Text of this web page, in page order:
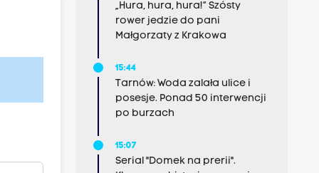
„Hura, hura, hura!” Szósty
rower jedzie do pani
Małgorzaty z Krakowa
15:44
Tarnów: Woda zalała ulice i
posesje. Ponad 50 interwencji
po burzach
15:07
Serial "Domek na prerii".